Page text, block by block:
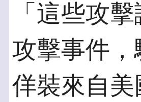
「這些攻
攻擊事件
佯裝來自